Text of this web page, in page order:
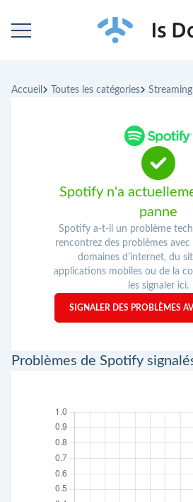
Catégories
Accueil Toutes les catégories Streaming
Spotify n'a
panne
Spotify a-t-il un problème
rencontrez des problèmes
domaines d'internet, du
applications mobiles ou de la
les signaler ici.
SIGNALER DES PROBLÈMES
Problèmes de Spotify